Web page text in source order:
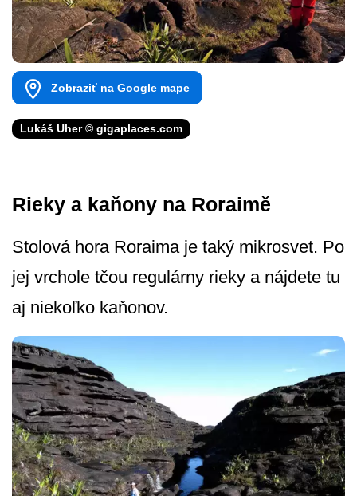
Zobraziť na Google mape
Lukáš Uher © gigaplaces.com
Rieky a kaňony na Roraimě
Stolová hora Roraima je taký mikrosvet. Po
jej vrchole tčou regulárny rieky a nájdete tu
aj niekoľko kaňonov.